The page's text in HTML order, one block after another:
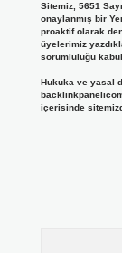
Sitemiz, 5651
onaylanmış bir
proaktif olarak
üyelerimiz
sorumluluğu
Hukuka ve yasal
içerisinde